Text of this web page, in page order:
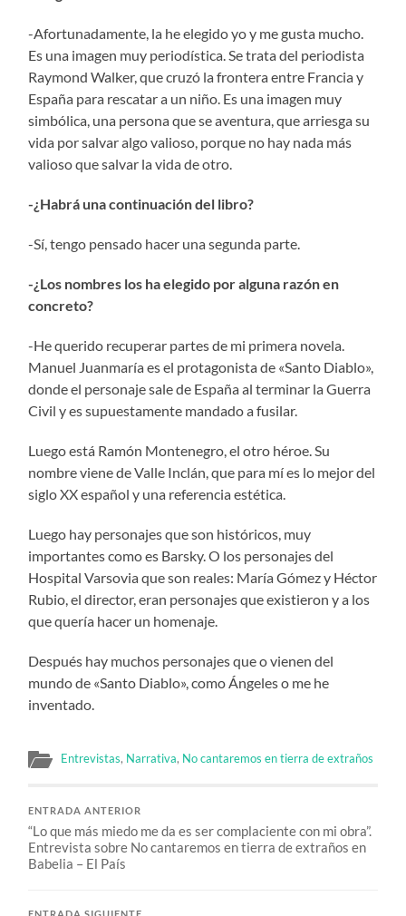
-Afortunadamente, la he elegido yo y me gusta mucho.
Es una imagen muy periodística. Se trata del periodista
Raymond Walker, que cruzó la frontera entre Francia y
España para rescatar a un niño. Es una imagen muy
simbólica, una persona que se aventura, que arriesga su
vida por salvar algo valioso, porque no hay nada más
valioso que salvar la vida de otro.
-¿Habrá una continuación del libro?
-Sí, tengo pensado hacer una segunda parte.
-¿Los nombres los ha elegido por alguna razón en
concreto?
-He querido recuperar partes de mi primera novela.
Manuel Juanmaría es el protagonista de «Santo Diablo»,
donde el personaje sale de España al terminar la Guerra
Civil y es supuestamente mandado a fusilar.
Luego está Ramón Montenegro, el otro héroe. Su
nombre viene de Valle Inclán, que para mí es lo mejor del
siglo XX español y una referencia estética.
Luego hay personajes que son históricos, muy
importantes como es Barsky. O los personajes del
Hospital Varsovia que son reales: María Gómez y Héctor
Rubio, el director, eran personajes que existieron y a los
que quería hacer un homenaje.
Después hay muchos personajes que o vienen del
mundo de «Santo Diablo», como Ángeles o me he
inventado.
Entrevistas, Narrativa, No cantaremos en tierra de extraños
ENTRADA ANTERIOR
“Lo que más miedo me da es ser complaciente con mi obra”.
Entrevista sobre No cantaremos en tierra de extraños en
Babelia – El País